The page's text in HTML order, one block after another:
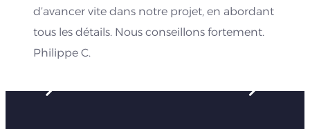
d’avancer vite dans notre projet, en abordant
tous les détails. Nous conseillons fortement.
Philippe C.